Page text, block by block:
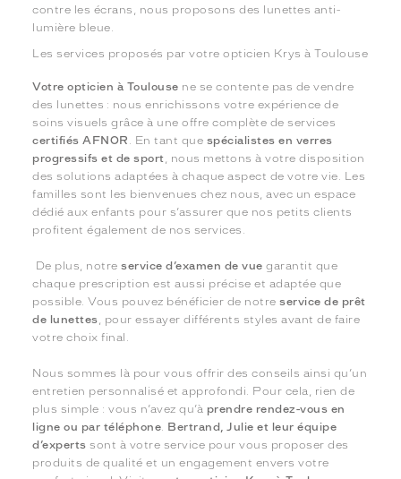
contre les écrans, nous proposons des lunettes anti-
lumière bleue.
Les services proposés par votre opticien Krys à Toulouse
Votre opticien à Toulouse ne se contente pas de vendre
des lunettes : nous enrichissons votre expérience de
soins visuels grâce à une offre complète de services
certifiés AFNOR . En tant que spécialistes en verres
progressifs et de sport, nous mettons à votre disposition
des solutions adaptées à chaque aspect de votre vie. Les
familles sont les bienvenues chez nous, avec un espace
dédié aux enfants pour s’assurer que nos petits clients
profitent également de nos services.
De plus, notreservice d’examen de vuegarantit que
chaque prescription est aussi précise et adaptée que
possible. Vous pouvez bénéficier de notreservice de prêt
de lunettes, pour essayer différents styles avant de faire
votre choix final.
Nous sommes là pour vous offrir des conseils ainsi qu’un
entretien personnalisé et approfondi. Pour cela, rien de
plus simple : vous n’avez qu’à prendre rendez-vous en
ligne ou par téléphone. Bertrand, Julie et leur équipe
d’experts sont à votre service pour vous proposer des
produits de qualité et un engagement envers votre